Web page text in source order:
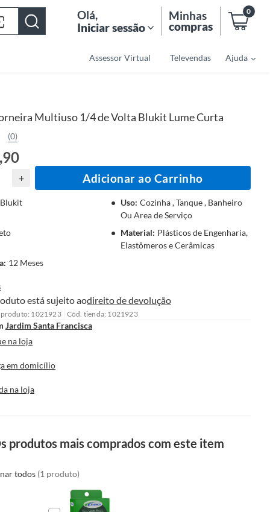
Olá,
Iniciar sessão
Minhas
compras
0
Assessor Virtual Televendas Ajuda
Multiuso 1/4 de Volta Blukit Lume Curta
(0)
+ Adicionar ao Carrinho
Blukit Uso: Cozinha , Tanque , Banheiro
Ou Area de Serviço
Material: Plásticos de Engenharia,
Elastômeros e Cerâmicas
: 12 Meses
está sujeito aodireito de devolução
produto: 1021923 Cód. tienda: 1021923
Jardim Santa Francisca
na loja
em domicílio
na loja
produtos mais comprados com este item
todos (1 produto)